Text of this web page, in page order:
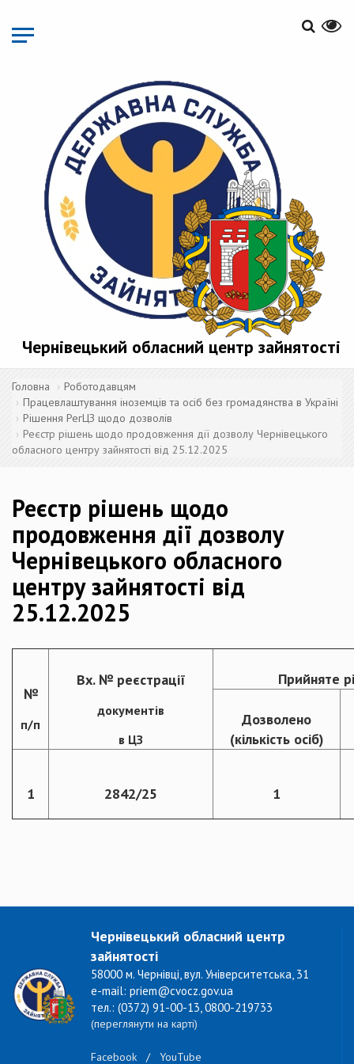
основного
матеріалу
Чернівецький обласний центр зайнятості
Головна
Роботодавцям
Працевлаштування іноземців та осіб без громадянства в Україні
Рішення РегЦЗ щодо дозволів
Реєстр рішень щодо продовження дії дозволу Чернівецького
обласного центру зайнятості від 25.12.2025
Реєстр рішень щодо
продовження дії дозволу
Чернівецького обласного
центру зайнятості від
25.12.2025
№
п/п
Вх. № реєстрації
документів
в ЦЗ
Прийняте
Дозволено
(кількість осіб)
1 2842/25 1
Чернівецький обласний центр
зайнятості
58000 м. Чернівці, вул. Університетська, 31
e-mail: priem@cvocz.gov.ua
тел.: (0372) 91-00-13, 0800-219733
(переглянути на карті)
Facebook / YouTube